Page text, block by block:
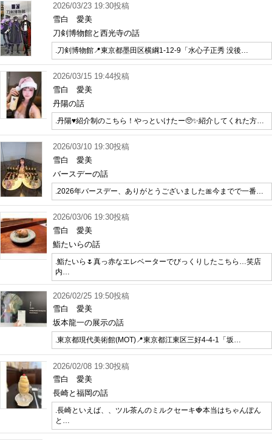
2026/03/23 19:30投稿
雪白 愛美
刀剣博物館と西光寺の話
.刀剣博物館📍東京都墨田区横綱1-12-9「水心子正秀 没後…
2026/03/15 19:44投稿
雪白 愛美
丹陽の話
.丹陽♥️紹介制のこちら！やっといけたー🥺✨紹介してくれた方…
2026/03/10 19:30投稿
雪白 愛美
バースデーの話
.2026年バースデー、ありがとうございました🎀今までで一番…
2026/03/06 19:30投稿
雪白 愛美
鮨たいらの話
.鮨たいら🌷真っ赤なエレベーターでびっくりしたこちら…笑店
内…
2026/02/25 19:50投稿
雪白 愛美
坂本龍一の展示の話
.東京都現代美術館(MOT)📍東京都江東区三好4-4-1「坂…
2026/02/08 19:30投稿
雪白 愛美
長崎と福岡の話
.長崎といえば、、ツル茶んのミルクセーキ🍓本当はちゃんぽん
と…